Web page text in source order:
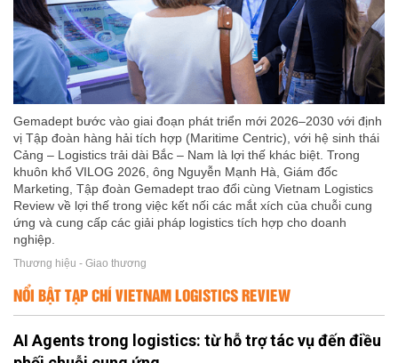
Gemadept bước vào giai đoạn phát triển mới 2026–2030 với định
vị Tập đoàn hàng hải tích hợp (Maritime Centric), với hệ sinh thái
Cảng – Logistics trải dài Bắc – Nam là lợi thế khác biệt. Trong
khuôn khổ VILOG 2026, ông Nguyễn Mạnh Hà, Giám đốc
Marketing, Tập đoàn Gemadept trao đổi cùng Vietnam Logistics
Review về lợi thế trong việc kết nối các mắt xích của chuỗi cung
ứng và cung cấp các giải pháp logistics tích hợp cho doanh
nghiệp.
Thương hiệu - Giao thương
NỔI BẬT TẠP CHÍ VIETNAM LOGISTICS REVIEW
AI Agents trong logistics: từ hỗ trợ tác vụ đến điều